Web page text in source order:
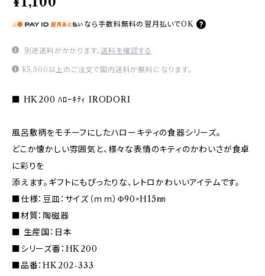
なら 手数料無料の 翌月払いでOK
別途送料がかかります。送料を確認する
¥5,500以上のご注文で国内送料が無料になります。
■ HK200 ﾊﾛｰｷﾃｨ IRODORI
風呂敷柄をモチーフにしたハローキティの食器シリーズ。
どこか懐かしい雰囲気と、様々な表情のキティのかわいさが食卓
に彩りを
添えます。ギフトにもぴったりな、レトロかわいいアイテムです。
■仕様：豆皿：サイズ（ｍｍ）Φ90×H15㎜
■材質：陶磁器
■ 生産国：日本
■シリーズ番：HK200
■品番：HK202-333